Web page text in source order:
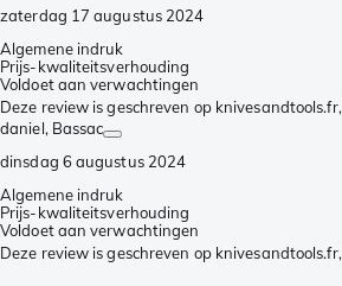
zaterdag 17 augustus 2024
Algemene indruk
Prijs-kwaliteitsverhouding
Voldoet aan verwachtingen
Deze review is geschreven op knivesandtools.fr,
daniel, Bassac
dinsdag 6 augustus 2024
Algemene indruk
Prijs-kwaliteitsverhouding
Voldoet aan verwachtingen
Deze review is geschreven op knivesandtools.fr,